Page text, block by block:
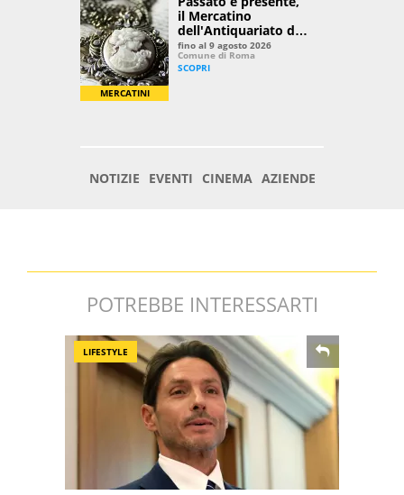
POTREBBE INTERESSARTI
LIFESTYLE